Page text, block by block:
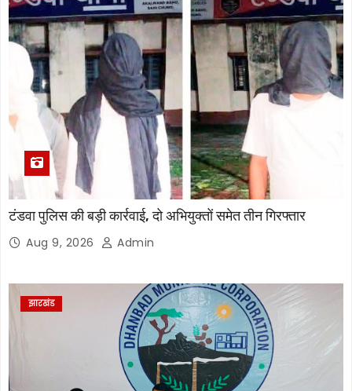
टंडवा पुलिस की बड़ी कार्रवाई, दो अभियुक्तों समेत तीन गिरफ्तार
Aug 9, 2026 Admin
झारखंड